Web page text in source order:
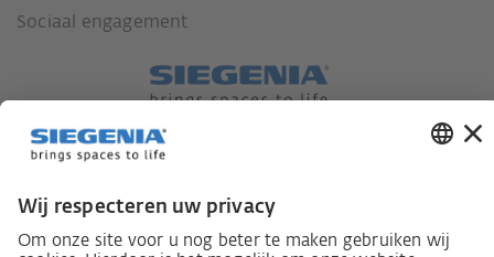
Sociaal engagement
Wet inzake zorgvuldigheid in de toeleveringsketen
Leverancierscode